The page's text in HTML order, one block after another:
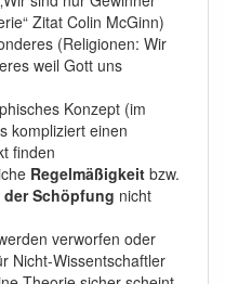
Zitat Colin McGinn)
(Religionen: Wir
weil Gott uns
Konzept (im
kompliziert einen
finden
Regelmäßigkeit bzw.
der Schöpfung nicht
verworfen oder
Nicht-Wissentschaftler